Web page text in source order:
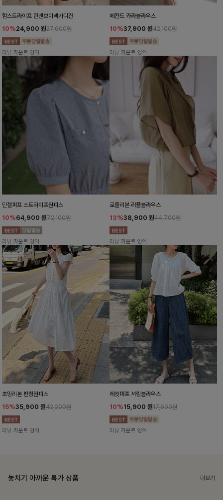
함스트라이프 린넨브이넥가디건
10%24,900 원27,600원
리뷰 카운트 영역
메칸드 카라블라우스
10%37,900 원42,100원
리뷰 카운트 영역
딘젤퍼프 스트라이프원피스
10%64,900 원72,100원
리뷰 카운트 영역
로즐리본 러플블라우스
13%38,900 원44,700원
리뷰 카운트 영역
초밍리본 펀칭원피스
15%35,900 원42,200원
리뷰 카운트 영역
레킷퍼프 셔링블라우스
10%15,900 원17,600원
리뷰 카운트 영역
놓치기 아까운 특가 상품 더보기